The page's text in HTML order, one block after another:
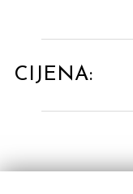
CIJENA: